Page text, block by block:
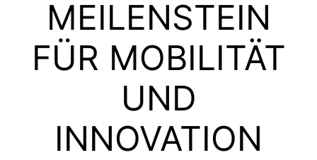
MEILENSTEIN
FÜR MOBILITÄT
UND
INNOVATION